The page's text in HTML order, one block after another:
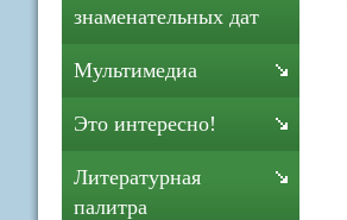
знаменательных дат
Мультимедиа
Это интересно!
Литературная
палитра